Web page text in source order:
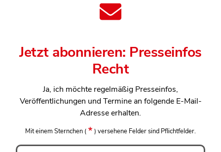
Jetzt abonnieren: Presseinfos
Recht
Ja, ich möchte regelmäßig Presseinfos,
Veröffentlichungen und Termine an folgende E-Mail-
Adresse erhalten.
Mit einem Sternchen ( ) versehene Felder sind Pflichtfelder.
Anrede